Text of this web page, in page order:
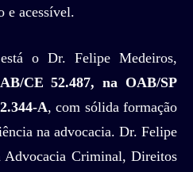
e acessível.
o Dr. Felipe Medeiros,
CE 52.487, na OAB/SP
A, com sólida formação
na advocacia. Dr. Felipe
Advocacia Criminal, Direitos